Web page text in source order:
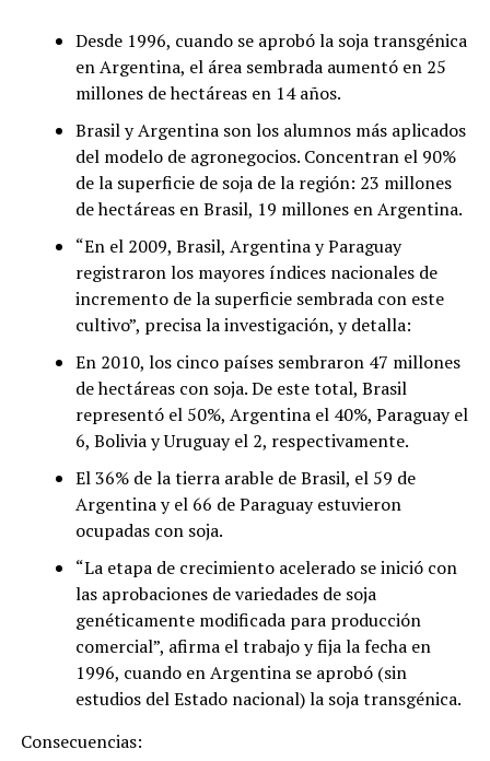
Desde 1996, cuando se aprobó la soja transgénica
en Argentina, el área sembrada aumentó en 25
millones de hectáreas en 14 años.
Brasil y Argentina son los alumnos más aplicados
del modelo de agronegocios. Concentran el 90%
de la superficie de soja de la región: 23 millones
de hectáreas en Brasil, 19 millones en Argentina.
“En el 2009, Brasil, Argentina y Paraguay
registraron los mayores índices nacionales de
incremento de la superficie sembrada con este
cultivo”, precisa la investigación, y detalla:
En 2010, los cinco países sembraron 47 millones
de hectáreas con soja. De este total, Brasil
representó el 50%, Argentina el 40%, Paraguay el
6, Bolivia y Uruguay el 2, respectivamente.
El 36% de la tierra arable de Brasil, el 59 de
Argentina y el 66 de Paraguay estuvieron
ocupadas con soja.
“La etapa de crecimiento acelerado se inició con
las aprobaciones de variedades de soja
genéticamente modificada para producción
comercial”, afirma el trabajo y fija la fecha en
1996, cuando en Argentina se aprobó (sin
estudios del Estado nacional) la soja transgénica.
Consecuencias: